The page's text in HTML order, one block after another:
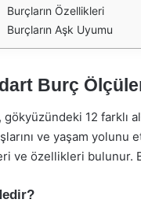
Burçların Özellikleri
Burçların Aşk Uyumu
Burç
gökyüzündeki 12 farklı
ve yaşam
ve özellikleri bulunur.